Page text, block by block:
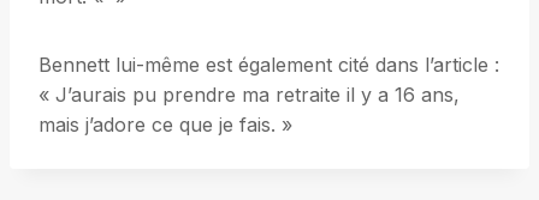
Bennett lui-même est également cité dans l’article :
« J’aurais pu prendre ma retraite il y a 16 ans,
mais j’adore ce que je fais. »